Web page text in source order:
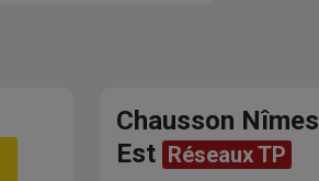
Chausson Nîmes
Est Réseaux TP